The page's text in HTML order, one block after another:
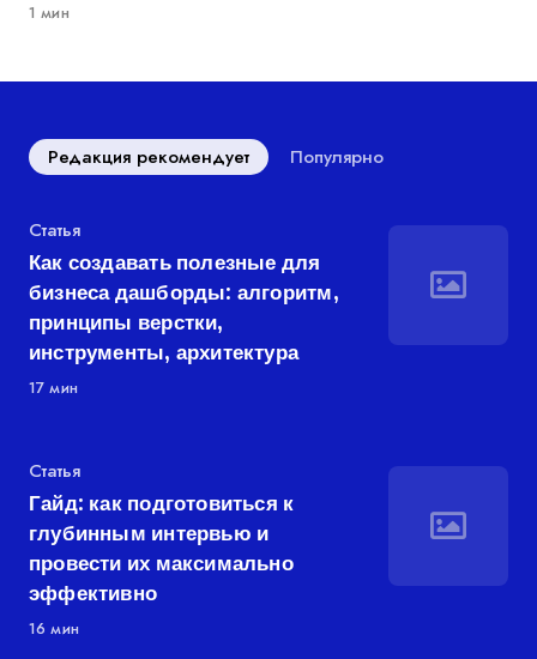
1 мин
Редакция рекомендует Популярно
Категория
Статья
Как создавать полезные для
бизнеса дашборды: алгоритм,
принципы верстки,
инструменты, архитектура
17 мин
Категория
Статья
Гайд: как подготовиться к
глубинным интервью и
провести их максимально
эффективно
16 мин